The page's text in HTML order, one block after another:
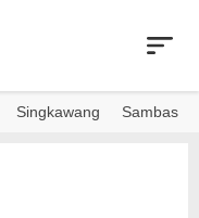
Singkawang Sambas